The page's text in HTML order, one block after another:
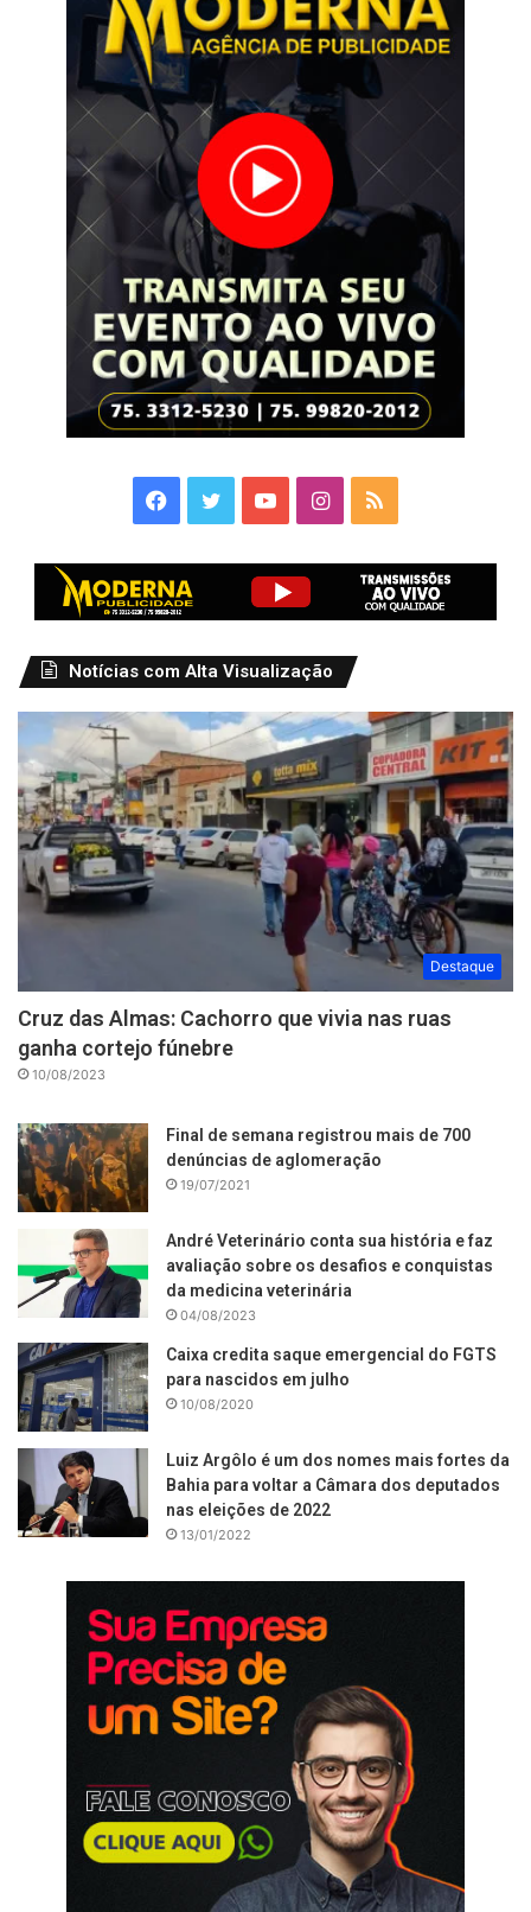
Facebook
TwitterYouTubeInstagram
RSS
Notícias com Alta Visualização
Destaque
Cruz das Almas: Cachorro que vivia nas ruas
ganha cortejo fúnebre
10/08/2023
Final de semana registrou mais de 700
denúncias de aglomeração
19/07/2021
André Veterinário conta sua história e faz
avaliação sobre os desafios e conquistas
da medicina veterinária
04/08/2023
Caixa credita saque emergencial do FGTS
para nascidos em julho
10/08/2020
Luiz Argôlo é um dos nomes mais fortes da
Bahia para voltar a Câmara dos deputados
nas eleições de 2022
13/01/2022